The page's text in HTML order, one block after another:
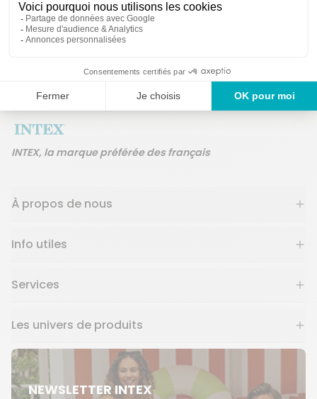
INTEX, la marque préférée des français
À propos de nous
Info utiles
Services
Les univers de produits
NEWSLETTER INTEX